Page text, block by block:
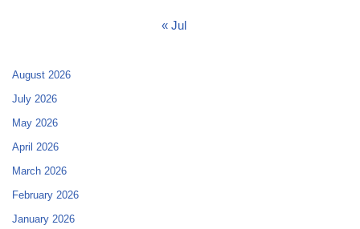
« Jul
August 2026
July 2026
May 2026
April 2026
March 2026
February 2026
January 2026